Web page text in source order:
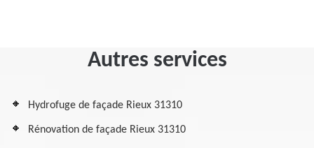
Autres services
Hydrofuge de façade Rieux 31310
Rénovation de façade Rieux 31310